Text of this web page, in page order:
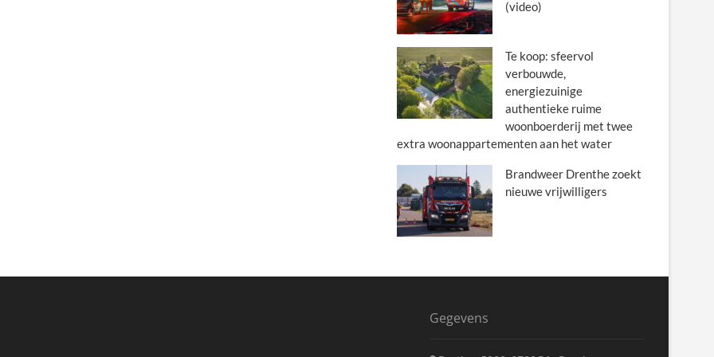
(video)
Te koop: sfeervol
verbouwde,
energiezuinige
authentieke ruime
woonboerderij met twee
extra woonappartementen aan het water
Brandweer Drenthe zoekt
nieuwe vrijwilligers
Gegevens